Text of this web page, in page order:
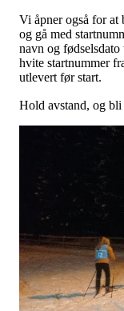
Vi åpner også for at
og gå med
navn og
hvite startnummer
utlevert før start.
Hold avstand, og